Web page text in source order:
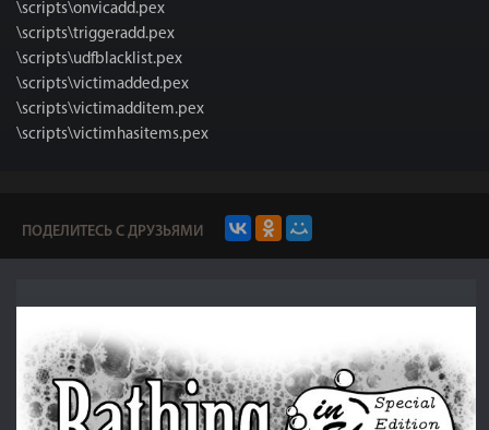
\scripts\onvicadd.pex
\scripts\triggeradd.pex
\scripts\udfblacklist.pex
\scripts\victimadded.pex
\scripts\victimadditem.pex
\scripts\victimhasitems.pex
ПОДЕЛИТЕСЬ С ДРУЗЬЯМИ